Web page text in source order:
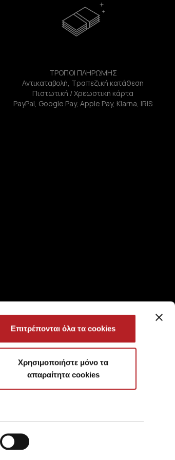
Επιτρέπονται όλα τα cookies
Χρησιμοποιήστε μόνο τα
απαραίτητα cookies
ΤΡΟΠΟΙ ΠΛΗΡΩΜΗΣ
Αντικαταβολή, Τραπεζική κατάθεση
Πιστωτική / Χρεωστική κάρτα
PayPal, Google Pay, Apple Pay, Klarna, IRIS